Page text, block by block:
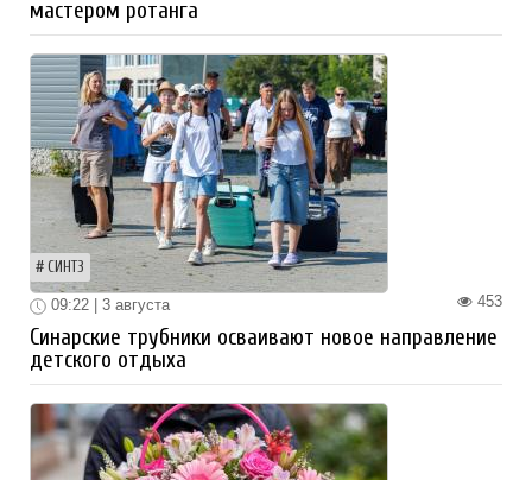
мастером ротанга
СИНТЗ
453
09:22 | 3 августа
Синарские трубники осваивают новое направление
детского отдыха